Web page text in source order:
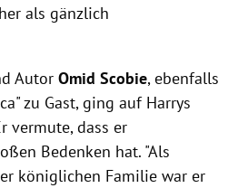
als gänzlich
Autor Omid Scobie, ebenfalls
zu Gast, ging auf Harrys
vermute, dass er
Bedenken hat. "Als
königlichen Familie war er